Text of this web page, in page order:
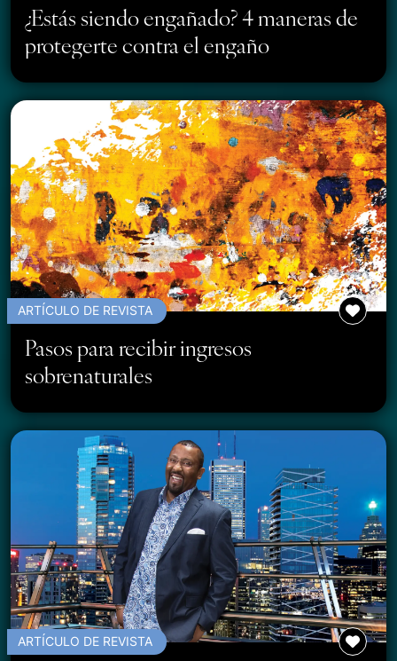
¿Estás siendo engañado? 4 maneras de
protegerte contra el engaño
ARTÍCULO DE REVISTA
Pasos para recibir ingresos
sobrenaturales
ARTÍCULO DE REVISTA